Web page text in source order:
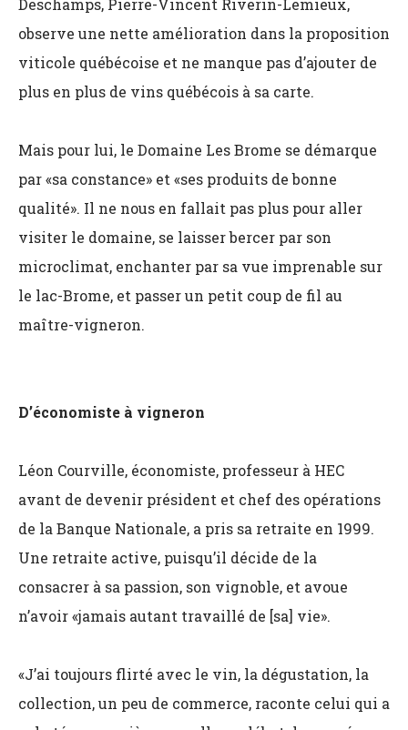
Deschamps, Pierre-Vincent Riverin-Lemieux,
observe une nette amélioration dans la proposition
viticole québécoise et ne manque pas d’ajouter de
plus en plus de vins québécois à sa carte.
Mais pour lui, le Domaine Les Brome se démarque
par «sa constance» et «ses produits de bonne
qualité». Il ne nous en fallait pas plus pour aller
visiter le domaine, se laisser bercer par son
microclimat, enchanter par sa vue imprenable sur
le lac-Brome, et passer un petit coup de fil au
maître-vigneron.
D’économiste à vigneron
Léon Courville, économiste, professeur à HEC
avant de devenir président et chef des opérations
de la Banque Nationale, a pris sa retraite en 1999.
Une retraite active, puisqu’il décide de la
consacrer à sa passion, son vignoble, et avoue
n’avoir «jamais autant travaillé de [sa] vie».
«J’ai toujours flirté avec le vin, la dégustation, la
collection, un peu de commerce, raconte celui qui a